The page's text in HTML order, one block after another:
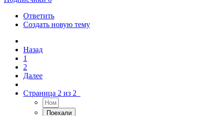
Ответить
Создать новую тему
Назад
1
2
Далее
Страница 2 из 2